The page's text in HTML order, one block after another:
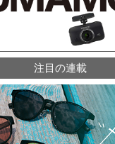
注目の連載